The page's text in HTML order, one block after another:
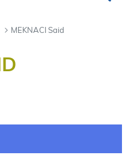
MEKNACI Said
- CH-